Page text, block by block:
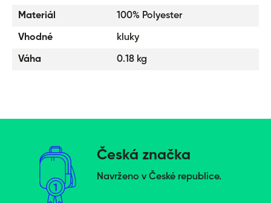
Materiál 100% Polyester
Vhodné kluky
Váha 0.18 kg
Česká značka
Navrženo v České republice.